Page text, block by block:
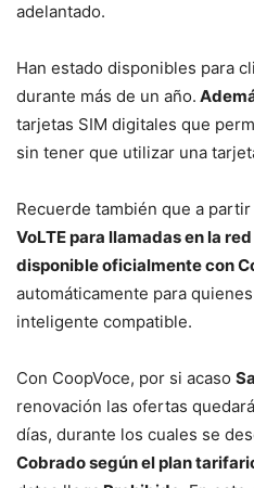
adelantado.
Han estado disponibles para
durante más de un año.
tarjetas SIM digitales que
sin tener que utilizar una
Recuerde también que a
VoLTE para llamadas en la
disponible oficialmente con
automáticamente para
inteligente compatible.
Con CoopVoce, por si acaso
renovación las ofertas
días, durante los cuales se
Cobrado según el plan